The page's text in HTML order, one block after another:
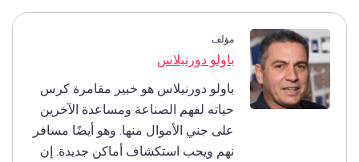
مؤلف
باولو دورنيلاس
باولو دورنيلاس هو خبير مقامرة كرس
حياته لفهم الصناعة ومساعدة الآخرين
على جني الأموال منها. وهو أيضًا مسافر
نهم ويحب استكشاف أماكن جديدة. إن